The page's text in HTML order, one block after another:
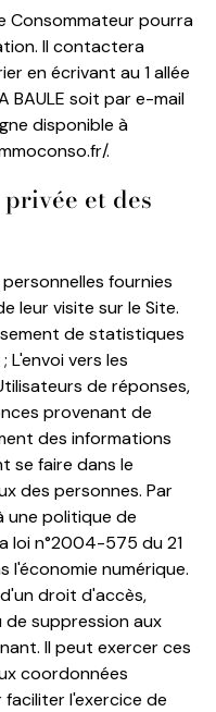
Consommateur pourra
Il contactera
en écrivant au 1 allée
BAULE soit par e-mail
disponible à
.
et des
fournies
leur visite sur le Site.
de statistiques
L'envoi vers les
de réponses,
provenant de
des informations
se faire dans le
des personnes. Par
une politique de
loi n°2004-575 du 21
l'économie numérique.
droit d'accès,
suppression aux
Il peut exercer ces
coordonnées
faciliter l'exercice de